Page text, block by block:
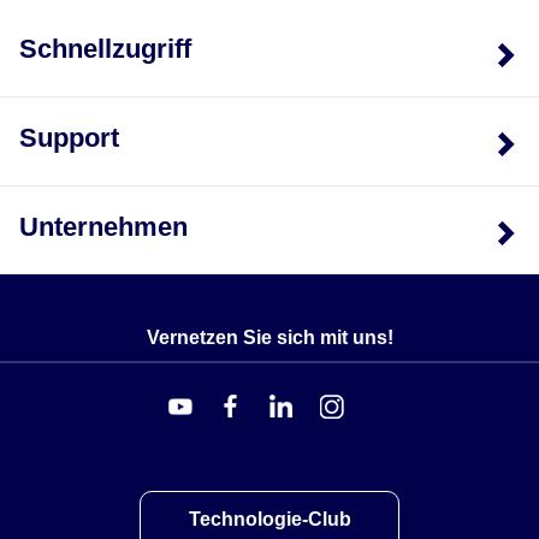
Schnellzugriff
Support
Unternehmen
Vernetzen Sie sich mit uns!
Technologie-Club